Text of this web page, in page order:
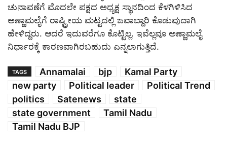
ಚುನಾವಣೆಗೆ ಮೊದಲೇ ಪಕ್ಷದ ಅಧ್ಯಕ್ಷ ಸ್ಥಾನದಿಂದ ಕೆಳಗಿಳಿಸಿದ
ಅಣ್ಣಾಮಲೈಗೆ ರಾಷ್ಟ್ರೀಯ ಮಟ್ಟದಲ್ಲಿ ಜವಾಬ್ದಾರಿ ಕೊಡುವುದಾಗಿ
ಹೇಳಿದ್ದರು. ಆದರೆ ಇದುವರೆಗೂ ಕೊಟ್ಟಿಲ್ಲ. ಇವೆಲ್ಲವೂ ಅಣ್ಣಾಮಲೈ
ನಿರ್ಧಾರಕ್ಕೆ ಕಾರಣವಾಗಿರಬಹುದು ಎನ್ನಲಾಗುತ್ತಿದೆ.
TAGS Annamalai bjp
Kamal Party
new party
Political leader
Political Trend
politics
Satenews
state
state government
Tamil Nadu
Tamil Nadu BJP